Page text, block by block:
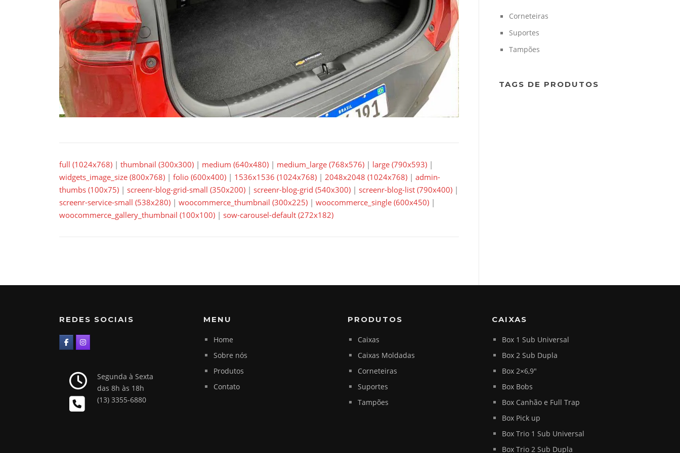
full (1024x768) | thumbnail (300x300) | medium (640x480) | medium_large (768x576) | large (790x593) |
widgets_image_size (800x768) | folio (600x400) | 1536x1536 (1024x768) | 2048x2048 (1024x768) | admin-
thumbs (100x75) | screenr-blog-grid-small (350x200) | screenr-blog-grid (540x300) | screenr-blog-list (790x400) |
screenr-service-small (538x280) | woocommerce_thumbnail (300x225) | woocommerce_single (600x450) |
woocommerce_gallery_thumbnail (100x100) | sow-carousel-default (272x182)
Corneteiras
Suportes
Tampões
TAGS DE PRODUTOS
REDES SOCIAIS
Segunda à Sexta
das 8h às 18h
(13) 3355-6880
MENU
Home
Sobre nós
Produtos
Contato
PRODUTOS
Caixas
Caixas Moldadas
Corneteiras
Suportes
Tampões
CAIXAS
Box 1 Sub Universal
Box 2 Sub Dupla
Box 2×6,9″
Box Bobs
Box Canhão e Full Trap
Box Pick up
Box Trio 1 Sub Universal
Box Trio 2 Sub Dupla